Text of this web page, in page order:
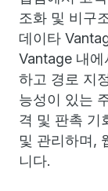
조화 및 비구
데이타
Vantage 내
하고 경로 지
능성이 있는
격 및 판촉 기
및 관리하며,
니다.